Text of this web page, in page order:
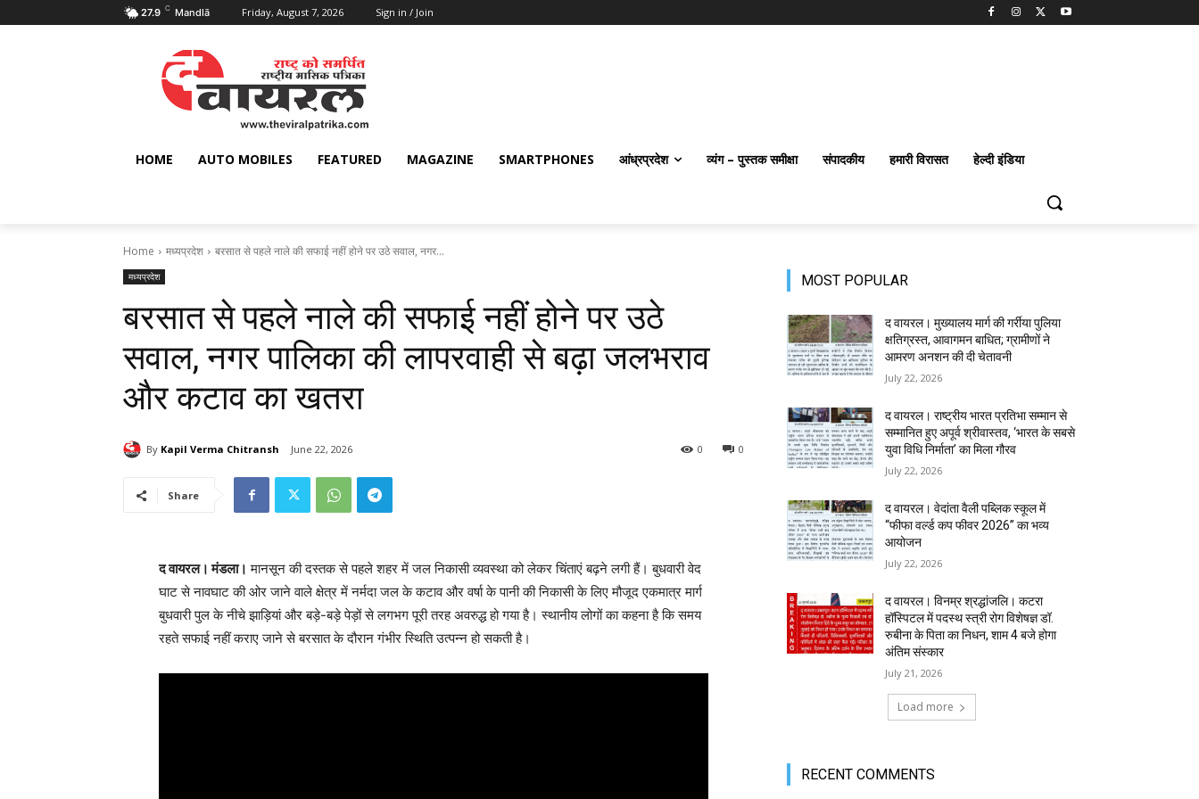
27.9 C Mandlā Friday, August 7, 2026 Sign in / Join
HOME AUTO MOBILES FEATURED MAGAZINE SMARTPHONES आंध्रप्रदेश व्यंग – पुस्तक समीक्षा संपादकीय हमारी विरासत हेल्दी इंडिया
Home मध्यप्रदेश बरसात से पहले नाले की सफाई नहीं होने पर उठे सवाल, नगर...
मध्यप्रदेश
बरसात से पहले नाले की सफाई नहीं होने पर उठे
सवाल, नगर पालिका की लापरवाही से बढ़ा जलभराव
और कटाव का खतरा
By Kapil Verma Chitransh June 22, 2026 0
0
Share
द वायरल। मंडला। मानसून की दस्तक से पहले शहर में जल निकासी व्यवस्था को लेकर चिंताएं बढ़ने लगी हैं। बुधवारी वेद
घाट से नावघाट की ओर जाने वाले क्षेत्र में नर्मदा जल के कटाव और वर्षा के पानी की निकासी के लिए मौजूद एकमात्र मार्ग
बुधवारी पुल के नीचे झाड़ियां और बड़े-बड़े पेड़ों से लगभग पूरी तरह अवरुद्ध हो गया है। स्थानीय लोगों का कहना है कि समय
रहते सफाई नहीं कराए जाने से बरसात के दौरान गंभीर स्थिति उत्पन्न हो सकती है।
MOST POPULAR
द वायरल। मुख्यालय मार्ग की गर्रीया पुलिया
क्षतिग्रस्त, आवागमन बाधित; ग्रामीणों ने
आमरण अनशन की दी चेतावनी
July 22, 2026
द वायरल। राष्ट्रीय भारत प्रतिभा सम्मान से
सम्मानित हुए अपूर्व श्रीवास्तव, ‘भारत के सबसे
युवा विधि निर्माता’ का मिला गौरव
July 22, 2026
द वायरल। वेदांता वैली पब्लिक स्कूल में
“फीफा वर्ल्ड कप फीवर 2026” का भव्य
आयोजन
July 22, 2026
द वायरल। विनम्र श्रद्धांजलि। कटरा
हॉस्पिटल में पदस्थ स्त्री रोग विशेषज्ञ डॉ.
रुबीना के पिता का निधन, शाम 4 बजे होगा
अंतिम संस्कार
July 21, 2026
Load more
RECENT COMMENTS